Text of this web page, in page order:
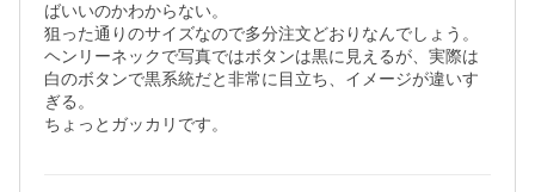
ばいいのかわからない。
狙った通りのサイズなので多分注文どおりなんでしょう。
ヘンリーネックで写真ではボタンは黒に見えるが、実際は
白のボタンで黒系統だと非常に目立ち、イメージが違いす
ぎる。
ちょっとガッカリです。